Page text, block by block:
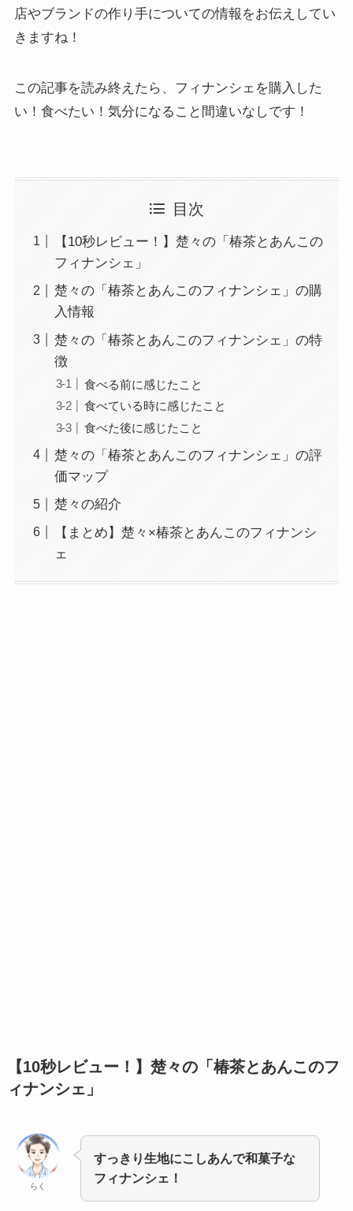
店やブランドの作り手についての情報をお伝えしてい
きますね！
この記事を読み終えたら、フィナンシェを購入した
い！食べたい！気分になること間違いなしです！
目次
【10秒レビュー！】楚々の「椿茶とあんこの
フィナンシェ」
楚々の「椿茶とあんこのフィナンシェ」の購
入情報
楚々の「椿茶とあんこのフィナンシェ」の特
徴
食べる前に感じたこと
食べている時に感じたこと
食べた後に感じたこと
楚々の「椿茶とあんこのフィナンシェ」の評
価マップ
楚々の紹介
【まとめ】楚々×椿茶とあんこのフィナンシ
ェ
【10秒レビュー！】 楚々の「椿茶とあんこのフ
ィナンシェ」
らく
すっきり生地にこしあんで和菓子な
フィナンシェ！